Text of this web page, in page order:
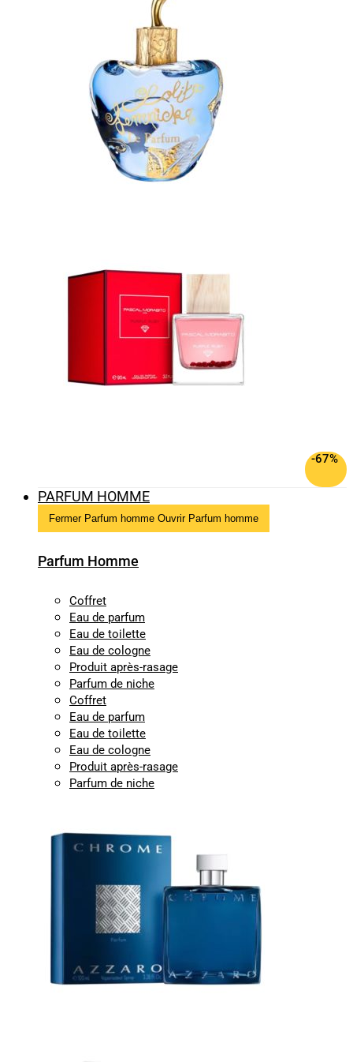
-67%
PARFUM HOMME
Fermer Parfum homme Ouvrir Parfum homme
Parfum Homme
Coffret
Eau de parfum
Eau de toilette
Eau de cologne
Produit après-rasage
Parfum de niche
Coffret
Eau de parfum
Eau de toilette
Eau de cologne
Produit après-rasage
Parfum de niche